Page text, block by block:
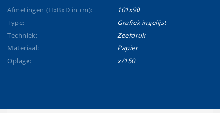
Afmetingen (HxBxD in cm):
101x90
Type:
Grafiek ingelijst
Techniek:
Zeefdruk
Materiaal:
Papier
Oplage:
x/150